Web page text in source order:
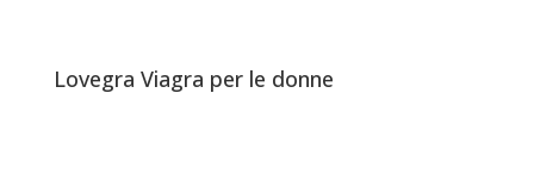
Lovegra Viagra per le donne